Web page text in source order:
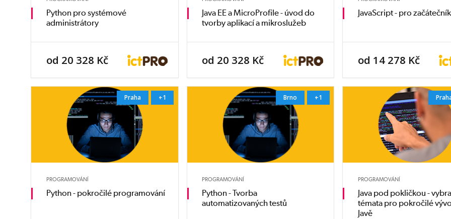
Python pro systémové
administrátory
od 20 328 Kč
Java EE a MicroProfile - úvod do
tvorby aplikací a mikroslužeb
od 20 328 Kč
JavaScript - pro
od 14 278 Kč
Praha +1
PROGRAMOVÁNÍ
Python - pokročilé programování
Brno +1
PROGRAMOVÁNÍ
Python - Tvorba
automatizovaných testů
PROGRAMOVÁNÍ
Java pod pokličkou -
témata pro pokročilé
Javě